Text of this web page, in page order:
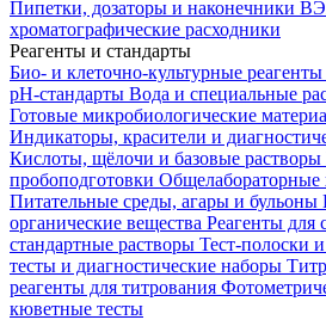
Пипетки, дозаторы и наконечники
хроматографические расходники
Реагенты и стандарты
Био- и клеточно-культурные реагенты
pH-стандарты Вода и специальные
Готовые микробиологические
Индикаторы, красители и
Кислоты, щёлочи и базовые растворы
пробоподготовки Общелабораторные
Питательные среды, агары и бульоны
органические вещества Реагенты для
стандартные растворы Тест-полоски
тесты и диагностические наборы
реагенты для титрования
кюветные тесты